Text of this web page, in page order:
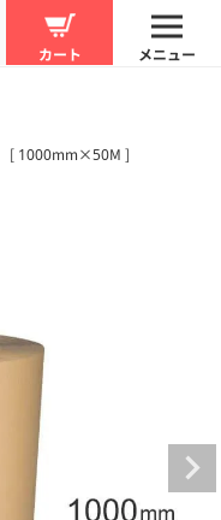
カート メニュー
[ 1000mm×50M ]